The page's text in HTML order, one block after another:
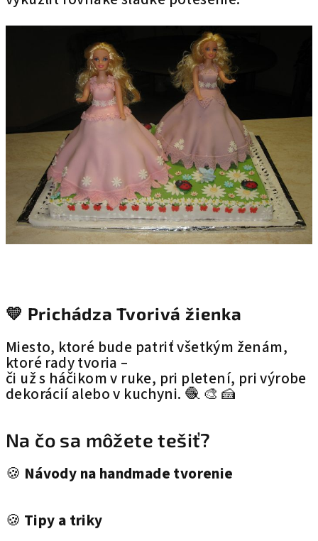
💛 Prichádza Tvorivá žienka
Miesto, ktoré bude patriť všetkým ženám,
ktoré rady tvoria –
či už s háčikom v ruke, pri pletení, pri výrobe
dekorácií alebo v kuchyni. 🧶 🎨 🍰
Na čo sa môžete tešiť?
🍪 Návody na handmade tvorenie
🍪 Tipy a triky